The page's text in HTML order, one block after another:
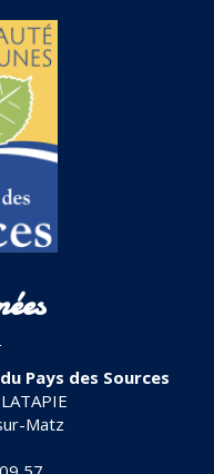
Pays des Sources
Matz